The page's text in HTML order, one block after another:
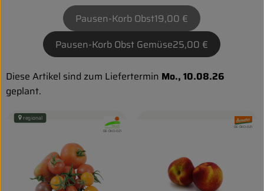
Pferdepension & Reitbetrieb
Firmenkunden
Pausen-Korb Obst19,00 €
Pausen-Korb Obst Gemüse25,00 €
Diese Artikel sind zum Liefertermin Mo., 10.08.26
geplant.
, Verband:
, Kontrollstelle:
DE-ÖKO-021
regional ,
, Kontrollstelle:
DE-ÖKO-021